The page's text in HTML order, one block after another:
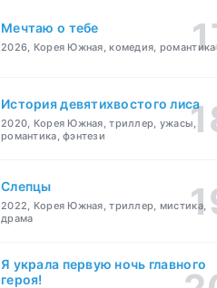
Мечтаю о тебе
2026, Корея Южная, комедия, романтика
История девятихвостого лиса
2020, Корея Южная, триллер, ужасы,
романтика, фэнтези
Слепцы
2022, Корея Южная, триллер, мистика,
драма
Я украла первую ночь главного
героя!